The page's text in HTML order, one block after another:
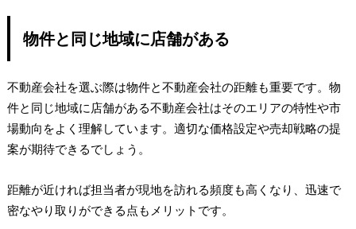
物件と同じ地域に店舗がある
不動産会社を選ぶ際は物件と不動産会社の距離も重要です。物
件と同じ地域に店舗がある不動産会社はそのエリアの特性や市
場動向をよく理解しています。適切な価格設定や売却戦略の提
案が期待できるでしょう。
距離が近ければ担当者が現地を訪れる頻度も高くなり、迅速で
密なやり取りができる点もメリットです。